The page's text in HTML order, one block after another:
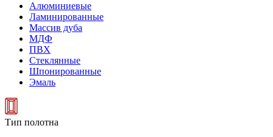
Алюминиевые
Ламинированные
Массив дуба
МДФ
ПВХ
Стеклянные
Шпонированные
Эмаль
Тип полотна